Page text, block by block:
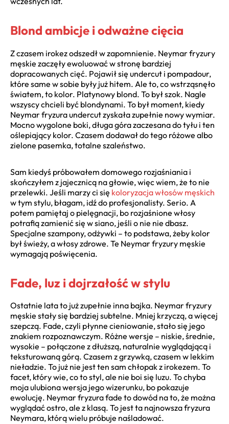
Blond ambicje i odważne cięcia
Z czasem irokez odszedł w zapomnienie. Neymar fryzury
męskie zaczęły ewoluować w stronę bardziej
dopracowanych cięć. Pojawił się undercut i pompadour,
które same w sobie były już hitem. Ale to, co wstrząsnęło
światem, to kolor. Platynowy blond. To był szok. Nagle
wszyscy chcieli być blondynami. To był moment, kiedy
Neymar fryzura undercut zyskała zupełnie nowy wymiar.
Mocno wygolone boki, długa góra zaczesana do tyłu i ten
oślepiający kolor. Czasem dodawał do tego różowe albo
zielone pasemka, totalne szaleństwo.
Sam kiedyś próbowałem domowego rozjaśniania i
skończyłem z jajecznicą na głowie, więc wiem, że to nie
przelewki. Jeśli marzy ci się koloryzacja włosów męskich
w tym stylu, błagam, idź do profesjonalisty. Serio. A
potem pamiętaj o pielęgnacji, bo rozjaśnione włosy
potrafią zamienić się w siano, jeśli o nie nie dbasz.
Specjalne szampony, odżywki – to podstawa, żeby kolor
był świeży, a włosy zdrowe. Te Neymar fryzury męskie
wymagają poświęcenia.
Fade, luz i dojrzałość w stylu
Ostatnie lata to już zupełnie inna bajka. Neymar fryzury
męskie stały się bardziej subtelne. Mniej krzyczą, a więcej
szepczą. Fade, czyli płynne cieniowanie, stało się jego
znakiem rozpoznawczym. Różne wersje – niskie, średnie,
wysokie – połączone z dłuższą, naturalnie wyglądającą i
teksturowaną górą. Czasem z grzywką, czasem w lekkim
nieładzie. To już nie jest ten sam chłopak z irokezem. To
facet, który wie, co to styl, ale nie boi się luzu. To chyba
moja ulubiona wersja jego wizerunku, bo pokazuje
ewolucję. Neymar fryzura fade to dowód na to, że można
wyglądać ostro, ale z klasą. To jest ta najnowsza fryzura
Neymara, którą wielu próbuje naśladować.